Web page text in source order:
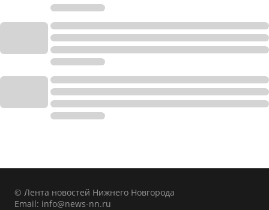
© Лента новостей Нижнего Новгорода
Email: info@news-nn.ru